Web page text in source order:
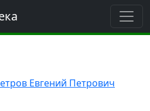
Евгений Петрович